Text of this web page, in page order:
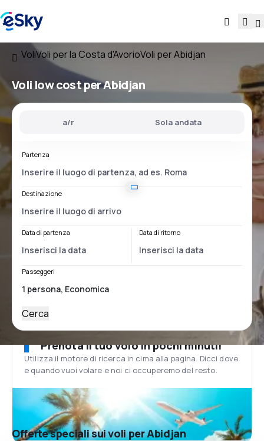
VoliVoli per la Costa d'AvorioVoli per Abidjan
Voli low cost per Abidjan
a/r Sola andata
Partenza
Destinazione
Data di partenza Data di ritorno
Passeggeri
Cerca
Prenota il tuo volo in pochi minuti!
Utilizza il motore di ricerca in cima alla pagina. Dicci dove
e quando vuoi volare e noi ci occuperemo del resto.
Offerte speciali sui voli per Abidjan